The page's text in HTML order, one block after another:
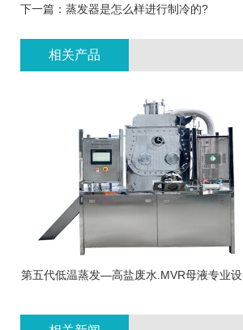
下一篇： 蒸发器是怎么样进行制冷的?
相关产品
第五代低温蒸发—高盐废水.MVR母液专业